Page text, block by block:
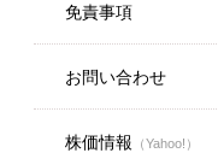
免責事項
お問い合わせ
株価情報 （Yahoo!）